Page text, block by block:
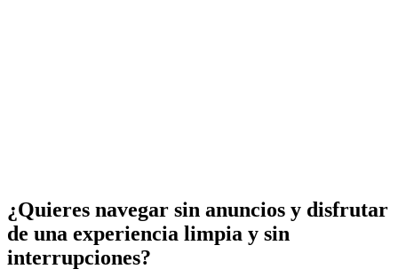
¿Quieres navegar sin anuncios y disfrutar
de una experiencia limpia y sin
interrupciones?